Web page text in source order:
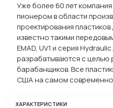
Уже более 60 лет компания
пионером в области
проектирования
известно такими
EMAD, UV1 и серия
разрабатываются с целью
барабанщиков. Все
США на самом
ХАРАКТЕРИСТИКИ